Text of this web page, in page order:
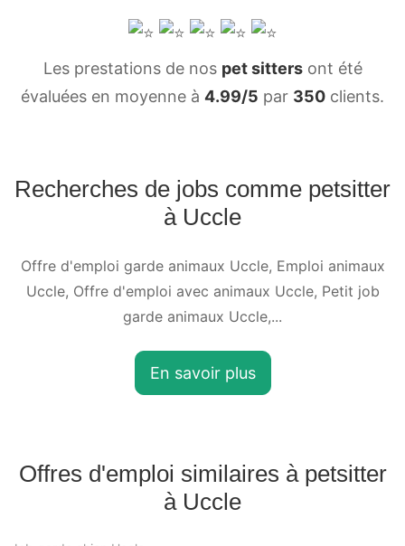
Les prestations de nos pet sittersont été
évaluées en moyenne à 4.99/5 par 350 clients.
Recherches de jobs comme petsitter
à Uccle
Offre d'emploi garde animaux Uccle, Emploi animaux
Uccle, Offre d'emploi avec animaux Uccle, Petit job
garde animaux Uccle,...
En savoir plus
Offres d'emploi similaires à petsitter
à Uccle